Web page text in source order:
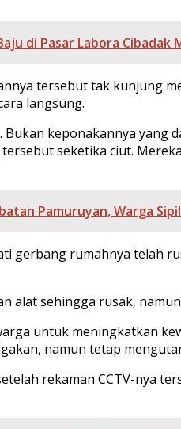
di Pasar Labora Cibadak
tersebut tak kunjung
langsung.
keponakannya yang
seketika ciut.
Pamuruyan, Warga
gerbang rumahnya telah
alat sehingga rusak,
untuk meningkatkan
namun tetap
rekaman CCTV-nya